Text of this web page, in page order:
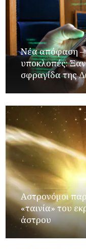
Νέα απόφαση –
υποκλοπές:
σφραγίδα της
Αστρονόμοι
«ταινία» του
άστρου